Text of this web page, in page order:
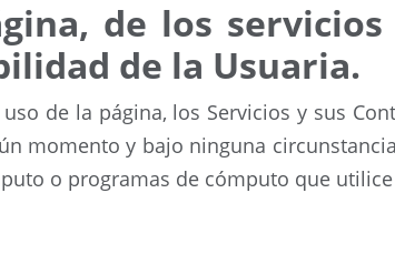
de los
de la Usuaria.
de la página, los Servicios y sus
momento y bajo ninguna
o programas de cómputo que